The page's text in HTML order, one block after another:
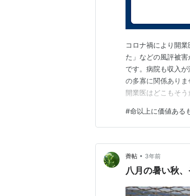
コロナ禍により開
た」などの風評被
です。病院も収入
の多寡に関係あり
開業医はどこもそ
円だったりするか
てもいなければ、
#命以上に価値ある
薺帖 • 3年前
八月の暑い秋